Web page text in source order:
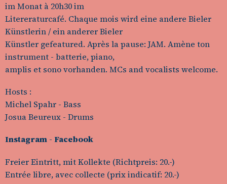
im Monat à 20h30 im
Litereraturcafé. Chaque mois wird eine andere Bieler
Künstlerin / ein anderer Bieler
Künstler gefeatured. Après la pause: JAM. Amène ton
instrument - batterie, piano,
amplis et sono vorhanden. MCs and vocalists welcome.
Hosts :
Michel Spahr - Bass
Josua Beureux - Drums
Instagram - Facebook
Freier Eintritt, mit Kollekte (Richtpreis: 20.-)
Entrée libre, avec collecte (prix indicatif: 20.-)